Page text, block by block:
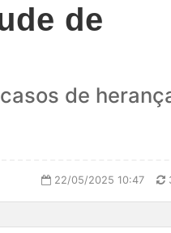
de
de
22/05/2025 10:47